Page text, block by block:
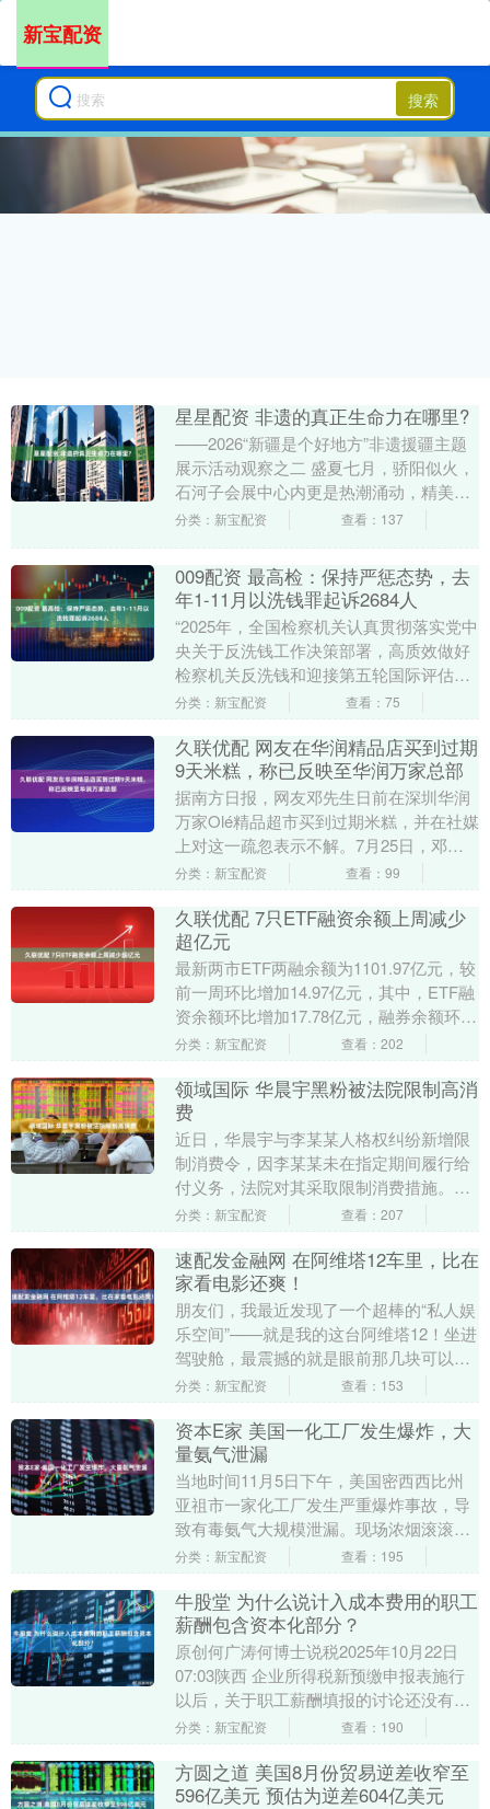
搜索
新宝配资
星星配资 非遗的真正生命力在哪里?
——2026“新疆是个好地方”非遗援疆主题
展示活动观察之二 盛夏七月，骄阳似火，
石河子会展中心内更是热潮涌动，精美的
艾德莱斯绸、古老的秦腔艺术、典雅的景
分类：新宝配资 查看：137
009配资 最高检：保持严惩态势，去
年1-11月以洗钱罪起诉2684人
“2025年，全国检察机关认真贯彻落实党中
央关于反洗钱工作决策部署，高质效做好
检察机关反洗钱和迎接第五轮国际评估各
项工作。”2026年2月4日，最高人民检察院
分类：新宝配资 查看：75
久联优配 网友在华润精品店买到过期
9天米糕，称已反映至华润万家总部
据南方日报，网友邓先生日前在深圳华润
万家Olé精品超市买到过期米糕，并在社媒
上对这一疏忽表示不解。7月25日，邓先
生称已向华润万家公司总部反映此事，但
分类：新宝配资 查看：99
久联优配 7只ETF融资余额上周减少
超亿元
最新两市ETF两融余额为1101.97亿元，较
前一周环比增加14.97亿元，其中，ETF融
资余额环比增加17.78亿元，融券余额环比
减少2.82亿元。 证券时报....
分类：新宝配资 查看：202
领域国际 华晨宇黑粉被法院限制高消
费
近日，华晨宇与李某某人格权纠纷新增限
制消费令，因李某某未在指定期间履行给
付义务，法院对其采取限制消费措施。此
前华晨宇工作室晒判决书，被告被判在账
分类：新宝配资 查看：207
速配发金融网 在阿维塔12车里，比在
家看电影还爽！
朋友们，我最近发现了一个超棒的“私人娱
乐空间”——就是我的这台阿维塔12！坐进
驾驶舱，最震撼的就是眼前那几块可以联
动的屏幕，信息显示又全又酷，操作起来
分类：新宝配资 查看：153
资本E家 美国一化工厂发生爆炸，大
量氨气泄漏
当地时间11月5日下午，美国密西西比州
亚祖市一家化工厂发生严重爆炸事故，导
致有毒氨气大规模泄漏。现场浓烟滚滚，
危险气体迅速蔓延，当地政府已启动紧急
分类：新宝配资 查看：195
牛股堂 为什么说计入成本费用的职工
薪酬包含资本化部分？
原创何广涛何博士说税2025年10月22日
07:03陕西 企业所得税新预缴申报表施行
以后，关于职工薪酬填报的讨论还没有完
全平息。我的一位会员前几天在群里咨询
分类：新宝配资 查看：190
方圆之道 美国8月份贸易逆差收窄至
596亿美元 预估为逆差604亿美元